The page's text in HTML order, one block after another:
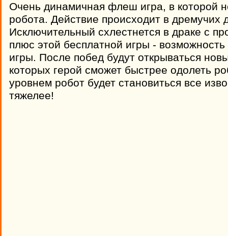
Очень динамичная флеш игра, в которой
робота. Действие происходит в дремучих
Исключительный схлестнется в драке с
плюс этой бесплатной игры -
игры. После побед будут открываться
которых герой сможет быстрее одолеть
уровнем робот будет становиться все
тяжелее!